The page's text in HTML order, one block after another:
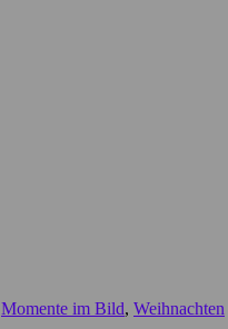
Momente im Bild, Weihnachten